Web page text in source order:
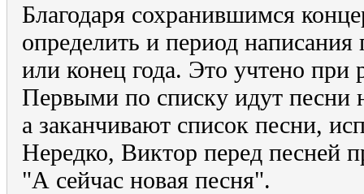
Благодаря сохранившимся
определить и период написания
или конец года. Это учтено при
Первыми по списку идут песни
а заканчивают список песни,
Нередко, Виктор перед песней
"А сейчас новая песня".